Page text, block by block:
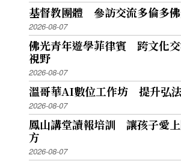
基督教團體 參訪交流多倫多
2026-08-07
佛光青年遊學菲律賓 跨文化
視野
2026-08-07
溫哥華AI數位工作坊 提升弘
2026-08-07
鳳山講堂讀報培訓 讓孩子愛
方
2026-08-07